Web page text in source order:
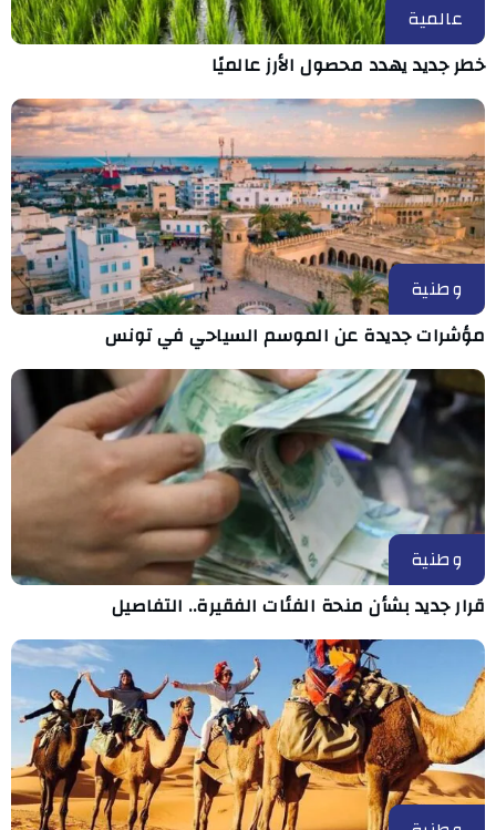
عالمية
خطر جديد يهدد محصول الأرز عالميًا
وطنية
مؤشرات جديدة عن الموسم السياحي في تونس
وطنية
قرار جديد بشأن منحة الفئات الفقيرة.. التفاصيل